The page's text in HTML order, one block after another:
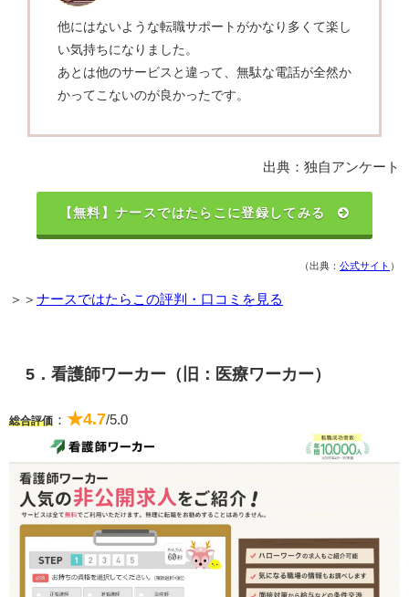
他にはないような転職サポートがかなり多くて楽し
い気持ちになりました。
あとは他のサービスと違って、無駄な電話が全然か
かってこないのが良かったです。
出典：独自アンケート
【無料】ナースではたらこに登録してみる
（出典： 公式サイト ）
＞＞ ナースではたらこの評判・口コミを見る
5．看護師ワーカー（旧：医療ワーカー）
総合評価 ： ★4.7/5.0